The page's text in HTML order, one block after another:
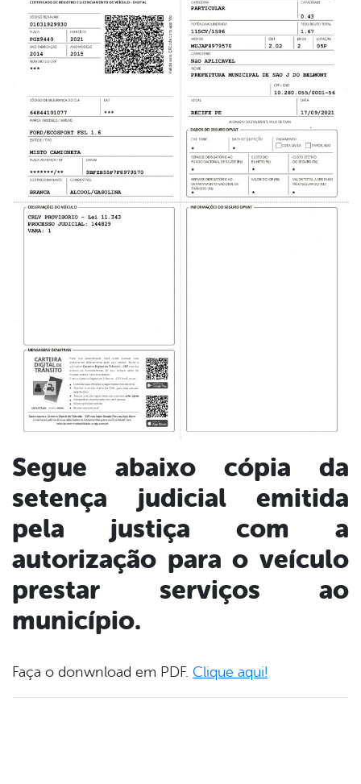
Segue abaixo cópia da
setença judicial emitida
pela justiça com a
autorização para o veículo
prestar serviços ao
município.
Faça o donwnload em PDF. Clique aqui!